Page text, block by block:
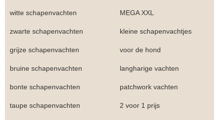
witte schapenvachten MEGA XXL
zwarte schapenvachten kleine schapenvachtjes
grijze schapenvachten voor de hond
bruine schapenvachten langharige vachten
bonte schapenvachten patchwork vachten
taupe schapenvachten 2 voor 1 prijs